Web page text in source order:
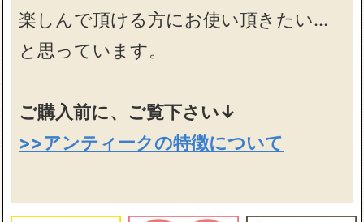
楽しんで頂ける方にお使い頂きたい…
と思っています。
ご購入前に、ご覧下さい↓
>>アンティークの特徴について